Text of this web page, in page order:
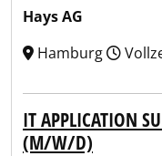
Hays AG
Hamburg
IT APPLICATION
(M/W/D)